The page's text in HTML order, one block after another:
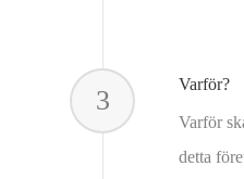
3
Varför?
Varför
detta